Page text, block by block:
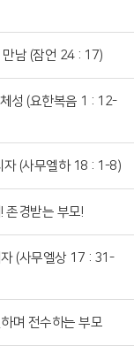
남 (잠언 24 : 17)
성 (요한복음 1 : 12-
(사무엘하 18 : 1-8)
존경받는 부모!
(사무엘상 17 : 31-
며 전수하는 부모